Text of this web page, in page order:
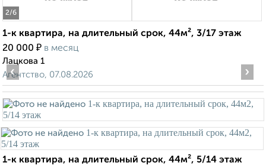
2/6
1-к квартира, на длительный срок, 44м², 3/17 этаж
20 000 ₽ в месяц
Лацкова 1
Агентство, 07.08.2026
‹ ›
1-к квартира, на длительный срок, 44м², 5/14 этаж